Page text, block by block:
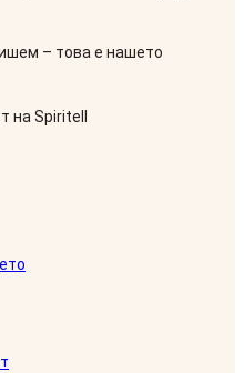
– това е нашето
на Spiritell